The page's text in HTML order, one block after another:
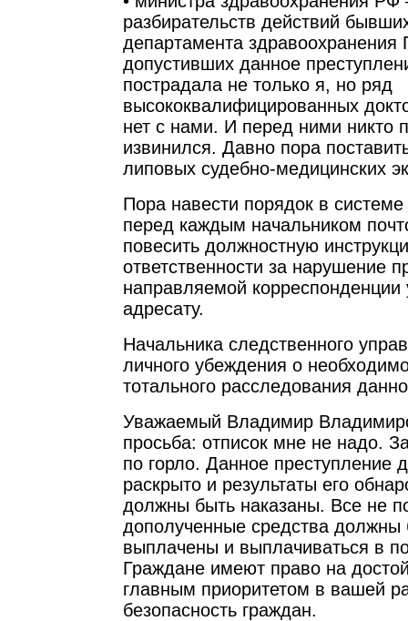
разбирательств действий
департамента здравоохранения
допустивших данное
пострадала не только я, но ряд
высококвалифицированных
нет с нами. И перед ними никто
извинился. Давно пора
липовых судебно-медицинских
Пора навести порядок в
перед каждым начальником
повесить должностную
ответственности за нарушение
направляемой корреспонденции
адресату.
Начальника следственного
личного убеждения о
тотального расследования
Уважаемый Владимир
просьба: отписок мне не надо.
по горло. Данное преступление
раскрыто и результаты его
должны быть наказаны. Все не
дополученные средства должны
выплачены и выплачиваться в
Граждане имеют право на
главным приоритетом в вашей
безопасность граждан.